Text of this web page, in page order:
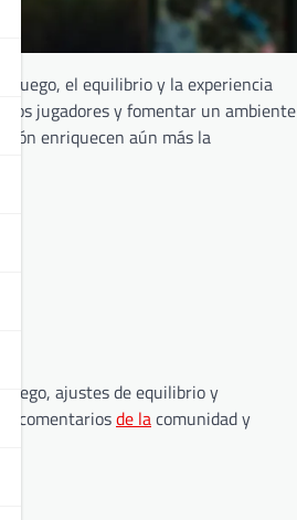
juego, el equilibrio y la experiencia
los jugadores y fomentar un ambiente
enriquecen aún más la
ajustes de equilibrio y
comentariosde lacomunidad y